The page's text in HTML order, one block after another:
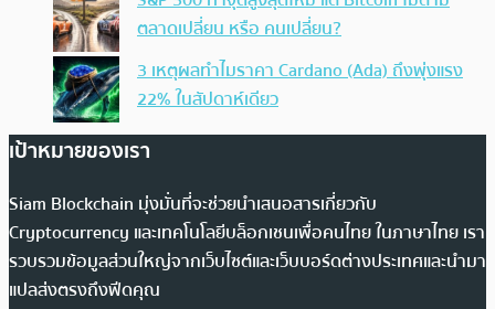
ตลาดเปลี่ยน หรือ คนเปลี่ยน?
3 เหตุผลทำไมราคา Cardano (Ada) ถึงพุ่งแรง
22% ในสัปดาห์เดียว
เป้าหมายของเรา
Siam Blockchain มุ่งมั่นที่จะช่วยนำเสนอสารเกี่ยวกับ
Cryptocurrency และเทคโนโลยีบล็อกเชนเพื่อคนไทย ในภาษาไทย เรา
รวบรวมข้อมูลส่วนใหญ่จากเว็บไซต์และเว็บบอร์ดต่างประเทศและนำมา
แปลส่งตรงถึงฟีดคุณ